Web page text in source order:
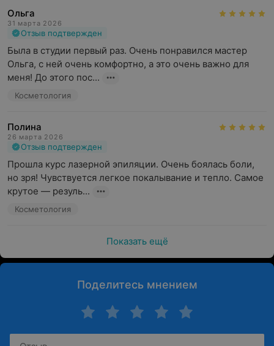
Ольга
31 марта 2026
Отзыв подтвержден
Была в студии первый раз. Очень понравился мастер
Ольга, с ней очень комфортно, а это очень важно для
меня! До этого пос...
Косметология
Полина
26 марта 2026
Отзыв подтвержден
Прошла курс лазерной эпиляции. Очень боялась боли,
но зря! Чувствуется легкое покалывание и тепло. Самое
крутое — резуль...
Косметология
Показать ещё
Поделитесь мнением